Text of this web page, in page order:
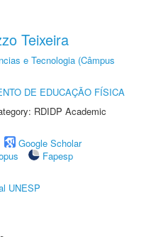
Teixeira
e Tecnologia (Câmpus
DE EDUCAÇÃO FÍSICA
RDIDP Academic
Google Scholar
Fapesp
UNESP